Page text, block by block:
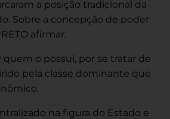
a posição tradicional da
Sobre a concepção de poder
afirmar.
quem o possui, por se tratar de
pela classe dominante que
na figura do Estado e